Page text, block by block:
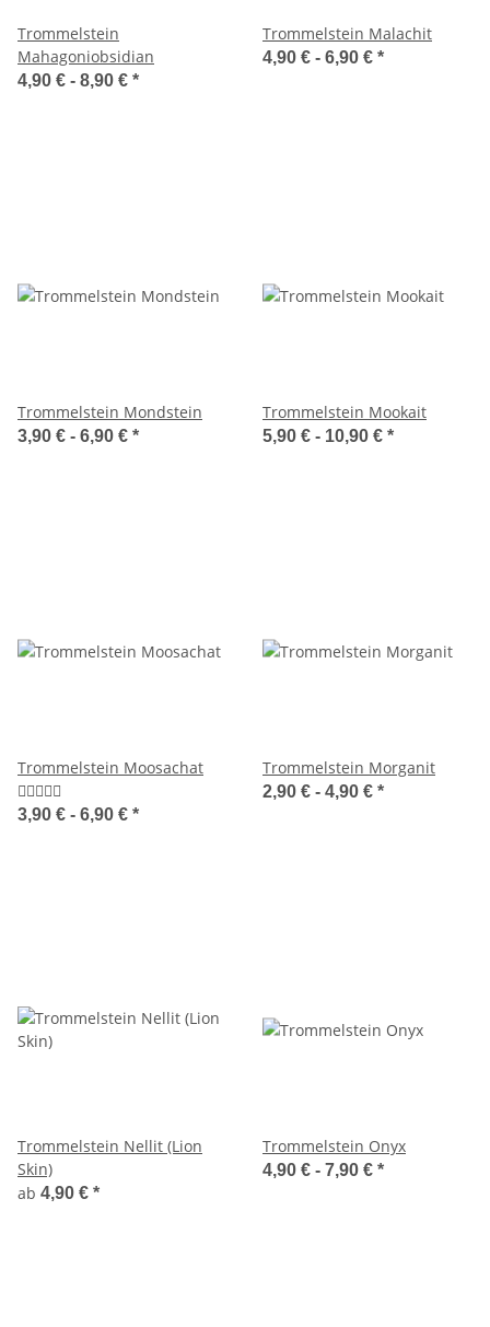
Trommelstein
Mahagoniobsidian
4,90 € - 8,90 € *
Trommelstein Malachit
4,90 € - 6,90 € *
Trommelstein Mondstein
3,90 € - 6,90 € *
Trommelstein Mookait
5,90 € - 10,90 € *
Trommelstein Moosachat
3,90 € - 6,90 € *
Trommelstein Morganit
2,90 € - 4,90 € *
Trommelstein Nellit (Lion
Skin)
ab 4,90 € *
Trommelstein Onyx
4,90 € - 7,90 € *